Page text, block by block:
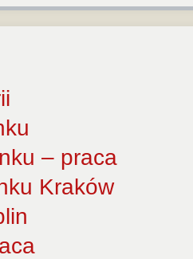
– praca
Kraków